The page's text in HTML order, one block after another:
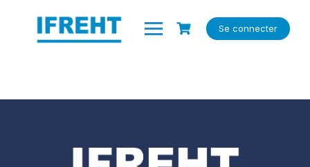
Se connecter